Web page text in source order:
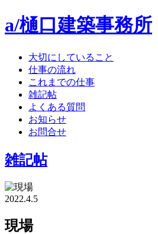
a/樋口建築事務所
大切にしていること
仕事の流れ
これまでの仕事
雑記帖
よくある質問
お知らせ
お問合せ
雑記帖
2022.4.5
現場